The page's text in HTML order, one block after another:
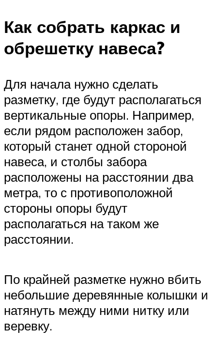
Как собрать каркас и
обрешетку навеса?
Для начала нужно сделать
разметку, где будут располагаться
вертикальные опоры. Например,
если рядом расположен забор,
который станет одной стороной
навеса, и столбы забора
расположены на расстоянии два
метра, то с противоположной
стороны опоры будут
располагаться на таком же
расстоянии.
По крайней разметке нужно вбить
небольшие деревянные колышки и
натянуть между ними нитку или
веревку.